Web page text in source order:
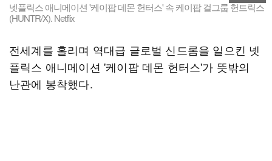
넷플릭스 애니메이션 '케이팝 데몬 헌터스' 속 케이팝 걸그룹 헌트릭스
(HUNTR/X). Netflix
전세계를 홀리며 역대급 글로벌 신드롬을 일으킨 넷
플릭스 애니메이션 '케이팝 데몬 헌터스'가 뜻밖의
난관에 봉착했다.